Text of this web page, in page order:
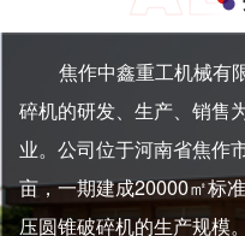
焦作中鑫重工机械有
碎机的研发、生产、销售
业。公司位于河南省焦作
亩，一期建成20000㎡标
压圆锥破碎机的生产规模